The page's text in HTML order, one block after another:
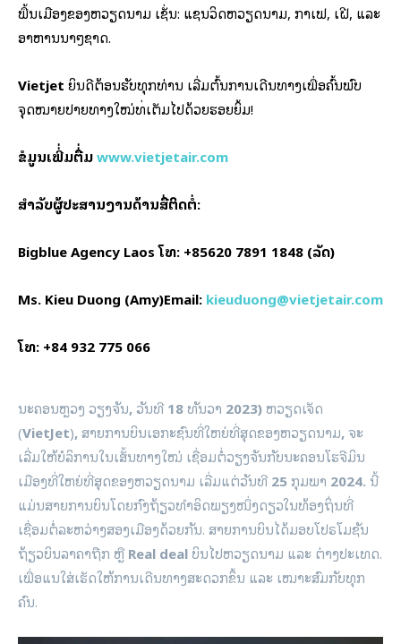
ພື້ນເມືອງຂອງຫວຽດນາມ ເຊັ່ນ: ແຊນວິດຫວຽດນາມ, ກາເຟ, ເຝີ, ແລະ
ອາຫານນາໆຊາດ.
Vietjet ຍິນດີຕ້ອນຮັບທຸກທ່ານ ເລີ່ມຕົ້ນການເດີນທາງເພື່ອຄົ້ນພົບ
ຈຸດໝາຍປາຍທາງໃໝ່ທີ່ເຕັມໄປດ້ວຍຮອຍຍິ້ມ!
ຂໍ້ມູນເພີ່່ມຕື່່ມwww.vietjetair.com
ສຳລັບຜູ້ປະສານງານດ້ານສື່ຕິດຕໍ່:
Bigblue Agency Laos ໂທ: +85620 7891 1848 (ລັດ)
Ms. Kieu Duong (Amy)Email: kieuduong@vietjetair.com
ໂທ: +84 932 775 066
ນະຄອນຫຼວງ ວຽງຈັນ, ວັນທີ18 ທັນວາ 2023) ຫວຽດເຈັດ
(VietJet), ສາຍການບິນເອກະຊົນທີ່ໃຫຍ່ທີ່ສຸດຂອງຫວຽດນາມ,ຈະ
ເລີ່ມໃຫ້ບໍລິການໃນເສັ້ນທາງໃໝ່ ເຊື່ອມຕໍ່ວຽງຈັນກັບນະຄອນໂຮຈີມິນ
ເມືອງທີ່ໃຫຍ່ທີ່ສຸດຂອງຫວຽດນາມ ເລີ່ມແຕ່ວັນທີ25 ກຸມພາ 2024. ນີ້​
ແມ່ນ​ສາຍການບິນໂດຍກົງ​ຖ້ຽວທຳ​ອິດ​​ພຽງໜຶ່ງດຽວໃນທ້ອງຖິ່ນທີ່
ເຊື່ອມ​ຕໍ່​ລະຫວ່າງສອງ​ເມືອງດ້ວຍກັນ. ສາຍການບິນໄດ້ມອບໂປຣໂມຊັນ
ຖ້ຽວບິນລາຄາຖືກ ຫຼືReal deal ບິນໄປຫວຽດນາມ ແລະ ຕ່າງປະເທດ.
ເພື່ອແນໃສ່ເຮັດໃຫ້ການເດີນທາງສະດວກຂຶ້ນ ແລະ ເໝາະສົມກັບທຸກ
ຄົນ.